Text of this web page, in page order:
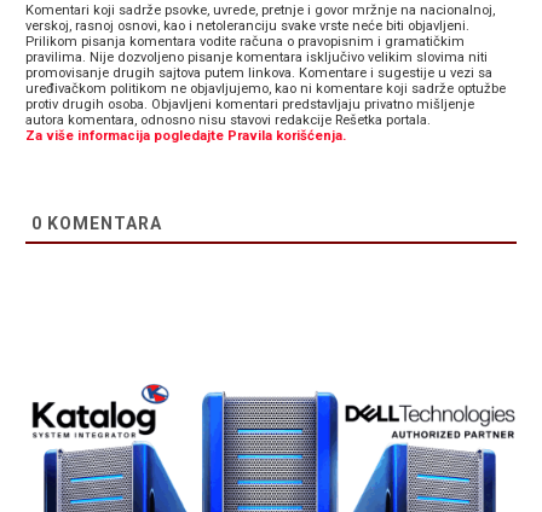
Komentari koji sadrže psovke, uvrede, pretnje i govor mržnje na nacionalnoj,
verskoj, rasnoj osnovi, kao i netoleranciju svake vrste neće biti objavljeni.
Prilikom pisanja komentara vodite računa o pravopisnim i gramatičkim
pravilima. Nije dozvoljeno pisanje komentara isključivo velikim slovima niti
promovisanje drugih sajtova putem linkova. Komentare i sugestije u vezi sa
uređivačkom politikom ne objavljujemo, kao ni komentare koji sadrže optužbe
protiv drugih osoba. Objavljeni komentari predstavljaju privatno mišljenje
autora komentara, odnosno nisu stavovi redakcije Rešetka portala.
Za više informacija pogledajte Pravila korišćenja.
0 KOMENTARA